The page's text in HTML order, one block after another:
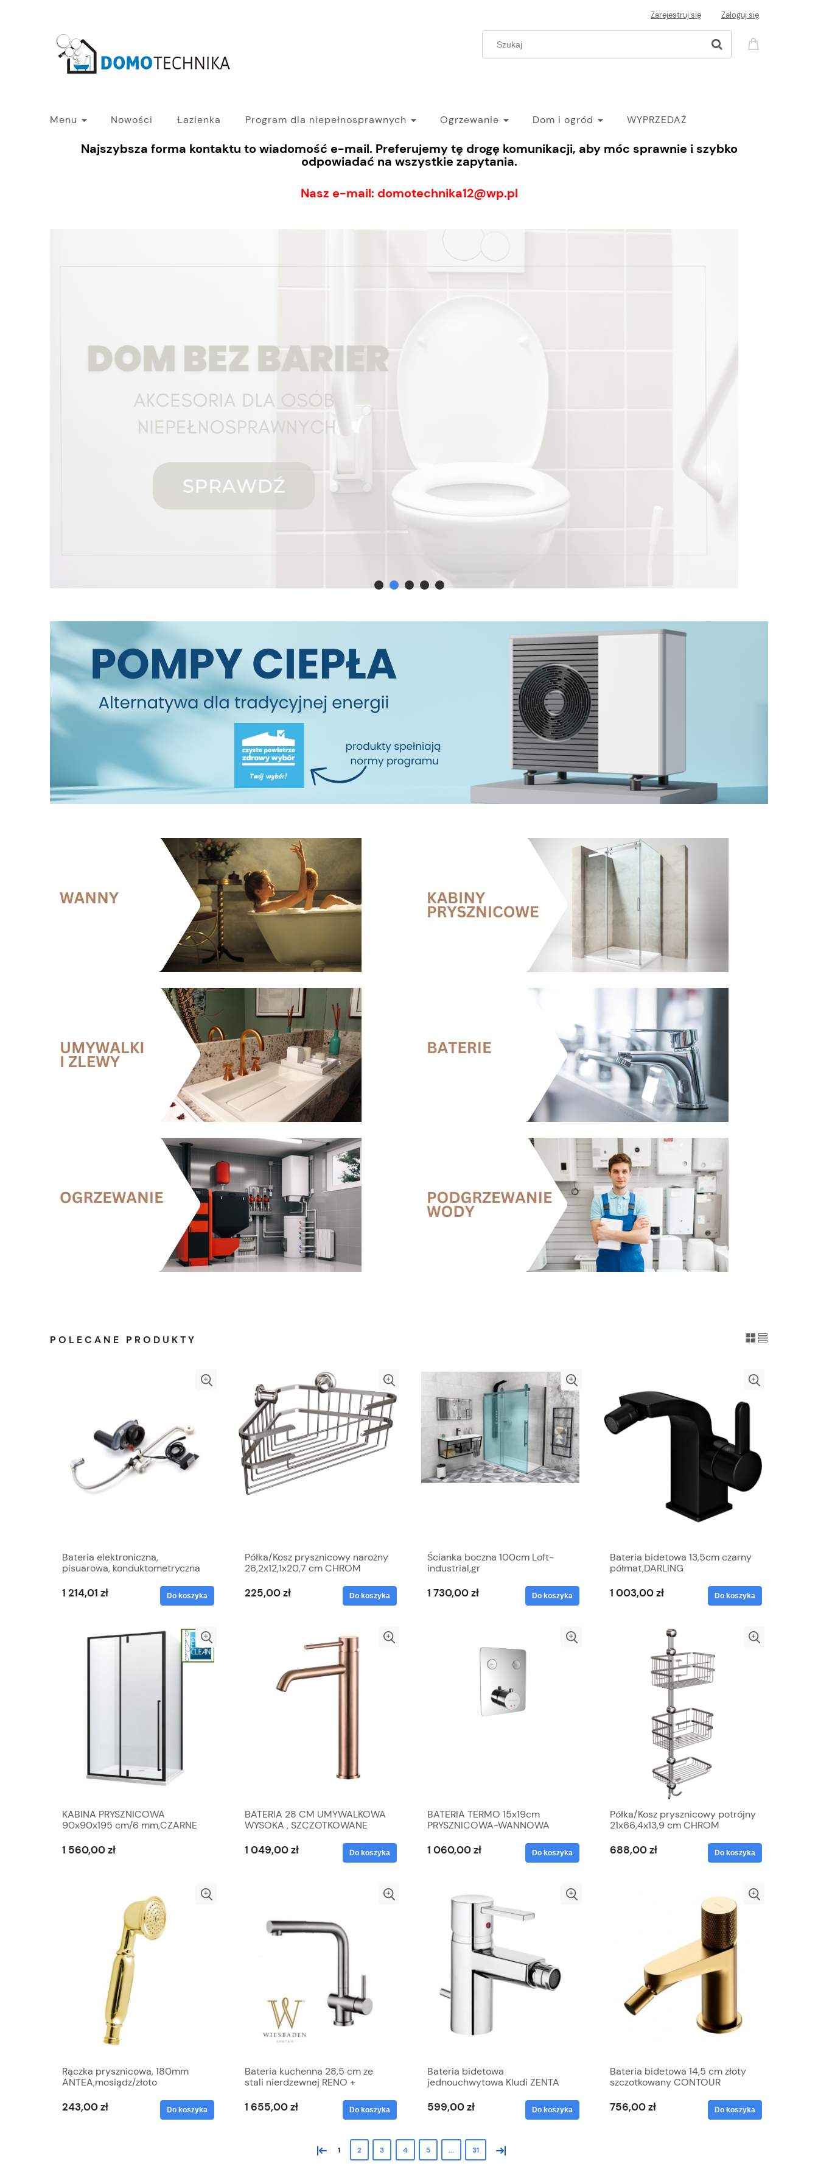
Zarejestruj się Zaloguj się
Menu Nowości Łazienka Program dla niepełnosprawnych Ogrzewanie Dom i ogród WYPRZEDAŻ
PROGRAM B2B - HURT Blog
Najszybsza forma kontaktu to wiadomość e-mail. Preferujemy tę drogę komunikacji, aby móc sprawnie i szybko
odpowiadać na wszystkie zapytania.
Nasz e-mail: domotechnika12@wp.pl
POLECANE PRODUKTY
Bateria elektroniczna,
pisuarowa, konduktometryczna
1 214,01 zł Do koszyka
Półka/Kosz prysznicowy narożny
26,2x12,1x20,7 cm CHROM
225,00 zł Do koszyka
Ścianka boczna 100cm Loft-
industrial,gr
mat VOLCANO BLACK
1 730,00 zł Do koszyka
Bateria bidetowa 13,5cm czarny
półmat,DARLING
1 003,00 zł Do koszyka
KABINA PRYSZNICOWA
90x90x195 cm/6 mm,CZARNE
1 560,00 zł
BATERIA 28 CM UMYWALKOWA
WYSOKA , SZCZOTKOWANE
1 049,00 zł Do koszyka
BATERIA TERMO 15x19cm
PRYSZNICOWA-WANNOWA
1 060,00 zł Do koszyka
Półka/Kosz prysznicowy potrójny
21x66,4x13,9 cm CHROM
688,00 zł Do koszyka
Rączka prysznicowa, 180mm
ANTEA,mosiądz/złoto
243,00 zł Do koszyka
Bateria kuchenna 28,5 cm ze
stali nierdzewnej RENO +
1 655,00 zł Do koszyka
Bateria bidetowa
jednouchwytowa Kludi ZENTA
599,00 zł Do koszyka
Bateria bidetowa 14,5 cm złoty
szczotkowany CONTOUR
756,00 zł Do koszyka
« 1 2 3 4 5 ... 31 »